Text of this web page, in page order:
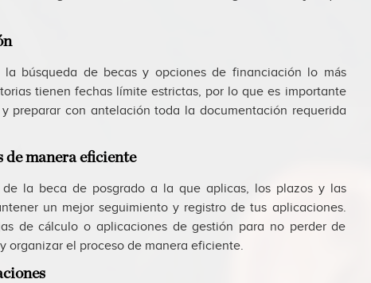
la búsqueda de becas y opciones de financiación lo más
tienen fechas límite estrictas, por lo que es importante
preparar con antelación toda la documentación requerida
de manera eficiente
la beca de posgrado a la que aplicas, los plazos y las
un mejor seguimiento y registro de tus aplicaciones.
de cálculo o aplicaciones de gestión para no perder de
organizar el proceso de manera eficiente.